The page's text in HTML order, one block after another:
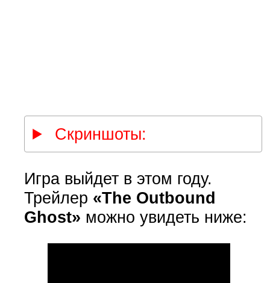
Скриншоты:
Игра выйдет в этом году.
Трейлер «The Outbound
Ghost» можно увидеть ниже: